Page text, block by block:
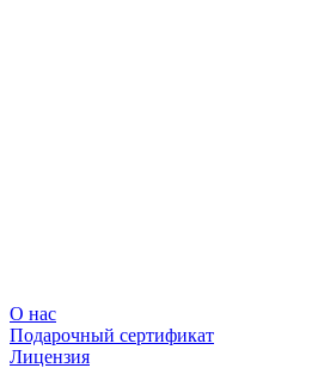
О нас
Подарочный сертификат
Лицензия